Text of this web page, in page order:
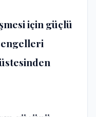
için güçlü